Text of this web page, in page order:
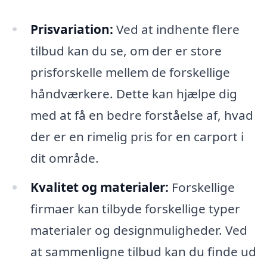
Prisvariation: Ved at indhente flere
tilbud kan du se, om der er store
prisforskelle mellem de forskellige
håndværkere. Dette kan hjælpe dig
med at få en bedre forståelse af, hvad
der er en rimelig pris for en carport i
dit område.
Kvalitet og materialer: Forskellige
firmaer kan tilbyde forskellige typer
materialer og designmuligheder. Ved
at sammenligne tilbud kan du finde ud